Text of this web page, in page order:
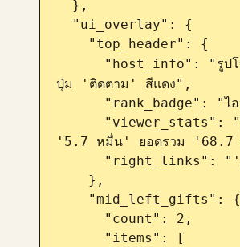
"host_info": "
ปุ่ม 'ติดตาม' สีแดง",
'5.7 หมื่น' ยอดรวม